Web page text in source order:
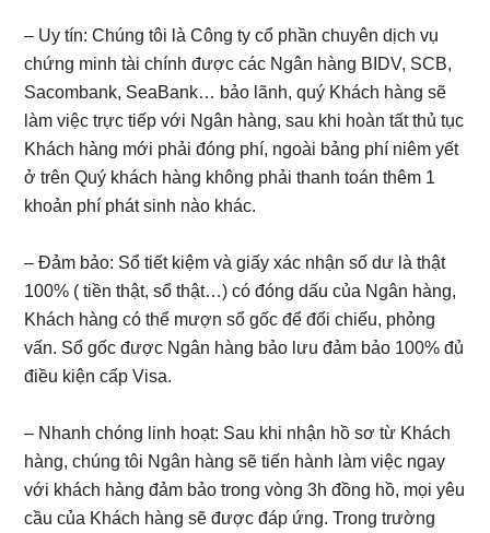
– Uy tín: Chúng tôi là Công ty cổ phần chuyên dịch vụ
chứng minh tài chính được các Ngân hàng BIDV, SCB,
Sacombank, SeaBank… bảo lãnh, quý Khách hàng sẽ
làm việc trực tiếp với Ngân hàng, sau khi hoàn tất thủ tục
Khách hàng mới phải đóng phí, ngoài bảng phí niêm yết
ở trên Quý khách hàng không phải thanh toán thêm 1
khoản phí phát sinh nào khác.
– Đảm bảo: Sổ tiết kiệm và giấy xác nhận số dư là thật
100% ( tiền thật, sổ thật…) có đóng dấu của Ngân hàng,
Khách hàng có thể mượn sổ gốc để đối chiếu, phỏng
vấn. Sổ gốc được Ngân hàng bảo lưu đảm bảo 100% đủ
điều kiện cấp Visa.
– Nhanh chóng linh hoạt: Sau khi nhận hồ sơ từ Khách
hàng, chúng tôi Ngân hàng sẽ tiến hành làm việc ngay
với khách hàng đảm bảo trong vòng 3h đồng hồ, mọi yêu
cầu của Khách hàng sẽ được đáp ứng. Trong trường